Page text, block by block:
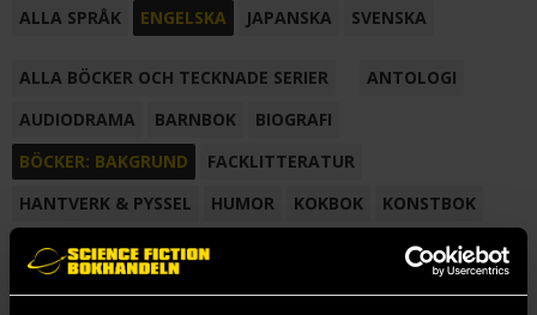
ALLA SPRÅK ENGELSKA JAPANSKA SVENSKA
ALLA BÖCKER OCH TECKNADE SERIER
ANTOLOGI
AUDIODRAMA
BARNBOK
BIOGRAFI
BÖCKER: BAKGRUND
FACKLITTERATUR
HANTVERK & PYSSEL
HUMOR KOKBOK
KONSTBOK
KORTROMAN
LÄROBOK
NOVELL